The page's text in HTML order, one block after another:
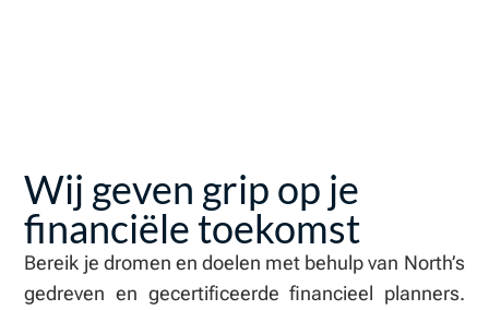
Wij geven grip op je
financiële toekomst
Bereik je dromen en doelen met behulp van North’s
gedreven en gecertificeerde financieel planners.